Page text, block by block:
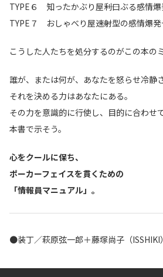
TYPE６ 知ったかぶり屋――利口ぶる感情
TYPE７ おしゃべり屋――速射型の感情爆
こうした人たちを処分するのがこの本の
誰が、または何が、あなたを怒らせ冷静
それを決める力はあなたにある。
その力を意識的に行使し、目的に合わせ
本書で示そう。
心をクールに保ち、
ポーカーフェイスを貫くための
「情報員マニュアル」。
●装丁／萩原弦一郎＋藤塚尚子（ISSHIKI）